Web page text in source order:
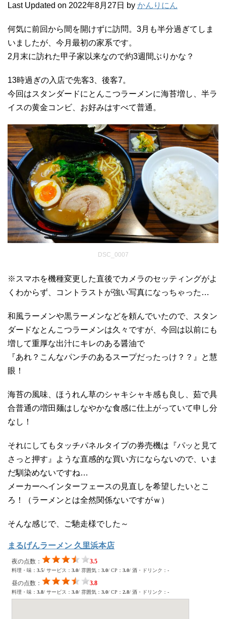
Last Updated on 2022年8月27日 by かんりにん
何気に前回から間を開けずに訪問。3月も半分過ぎてしま
いましたが、今月最初の家系です。
2月末に訪れた甲子家以来なので約3週間ぶりかな？
13時過ぎの入店で先客3、後客7。
今回はスタンダードにとんこつラーメンに海苔増し、半ラ
イスの黄金コンビ、お好みはすべて普通。
DSC_0007
※スマホを機種変更した直後でカメラのセッティングがよ
くわからず、コントラストが強い写真になっちゃった…
和風ラーメンや黒ラーメンなどを頼んでいたので、スタン
ダードなとんこつラーメンは久々ですが、今回は以前にも
増して重厚な出汁にキレのある醤油で
『あれ？こんなパンチのあるスープだったっけ？？』と慧
眼！
海苔の風味、ほうれん草のシャキシャキ感も良し、茹で具
合普通の増田麺はしなやかな食感に仕上がっていて申し分
なし！
それにしてもタッチパネルタイプの券売機は『パッと見て
さっと押す』ような直感的な買い方にならないので、いま
だ馴染めないですね…
メーカーへインターフェースの見直しを希望したいとこ
ろ！（ラーメンとは全然関係ないですがｗ）
そんな感じで、ご馳走様でした～
まるげんラーメン 久里浜本店